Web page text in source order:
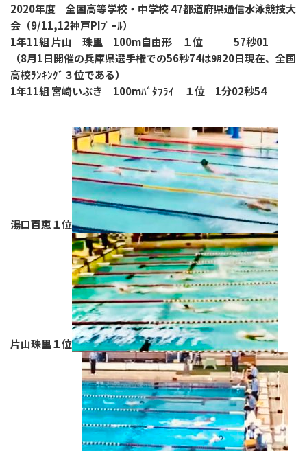
2020年度 全国高等学校・中学校 47都道府県通信水泳競技大
会（9/11,12神戸PIﾌﾟｰﾙ）
1年11組 片山 珠里 100m自由形 １位 57秒01
（8月1日開催の兵庫県選手権での56秒74は㋈20日現在、全国
高校ﾗﾝｷﾝｸﾞ３位である）
1年11組 宮崎いぶき 100mﾊﾞﾀﾌﾗｲ １位 1分02秒54
湯口百恵１位
片山珠里１位